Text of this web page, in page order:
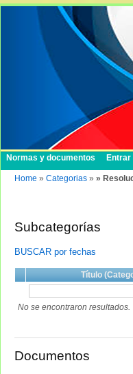
Normas y documentos Entrar
Home » Categorias » »
Subcategorías
BUSCAR por fechas
Título
No se encontraron resultados.
Documentos